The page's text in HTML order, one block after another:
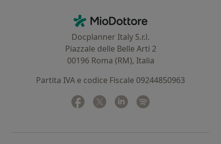
MioDottore - Homepage
Docplanner Italy S.r.l.
Piazzale delle Belle Arti 2
00196 Roma (RM), Italia
Partita IVA e codice Fiscale 09244850963
Facebook
si apre in una nuova scheda
Twitter
si apre in una nuova scheda
Linkedin
si apre in una nuova